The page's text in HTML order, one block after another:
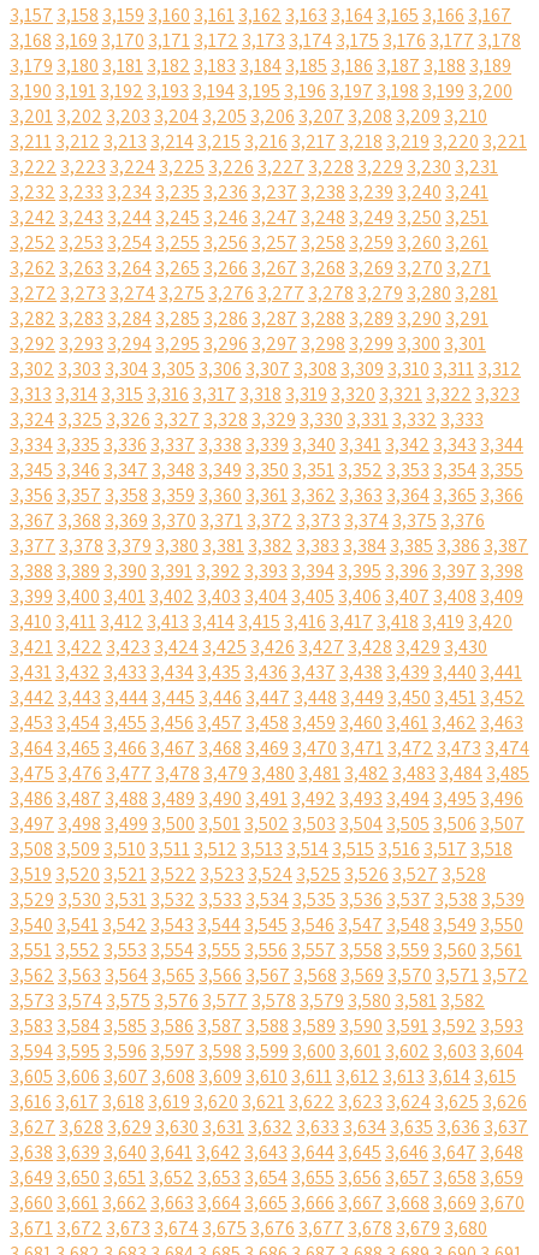
3,157 3,158 3,159 3,160 3,1613,162 3,163 3,1643,165 3,166 3,167
3,168 3,169 3,170 3,1713,172 3,173 3,1743,175 3,176 3,177 3,178
3,179 3,180 3,1813,182 3,183 3,1843,185 3,186 3,187 3,188 3,189
3,190 3,1913,192 3,193 3,1943,195 3,196 3,197 3,198 3,199 3,200
3,2013,202 3,203 3,2043,205 3,206 3,207 3,208 3,209 3,210
3,2113,212 3,213 3,2143,215 3,216 3,217 3,218 3,219 3,220 3,221
3,222 3,223 3,2243,225 3,226 3,227 3,228 3,229 3,230 3,231
3,232 3,233 3,2343,235 3,236 3,237 3,238 3,239 3,240 3,241
3,242 3,243 3,2443,245 3,246 3,247 3,248 3,249 3,250 3,251
3,252 3,253 3,2543,255 3,256 3,257 3,258 3,259 3,260 3,261
3,262 3,263 3,2643,265 3,266 3,267 3,268 3,269 3,270 3,271
3,272 3,273 3,2743,275 3,276 3,277 3,278 3,279 3,280 3,281
3,282 3,283 3,2843,285 3,286 3,287 3,288 3,289 3,290 3,291
3,292 3,293 3,2943,295 3,296 3,297 3,298 3,299 3,300 3,301
3,302 3,303 3,3043,305 3,306 3,307 3,308 3,309 3,310 3,3113,312
3,313 3,3143,315 3,316 3,317 3,318 3,319 3,320 3,3213,322 3,323
3,3243,325 3,326 3,327 3,328 3,329 3,330 3,3313,332 3,333
3,3343,335 3,336 3,337 3,338 3,339 3,340 3,3413,342 3,343 3,344
3,345 3,346 3,347 3,348 3,349 3,350 3,3513,352 3,353 3,3543,355
3,356 3,357 3,358 3,359 3,360 3,3613,362 3,363 3,3643,365 3,366
3,367 3,368 3,369 3,370 3,3713,372 3,373 3,3743,375 3,376
3,377 3,378 3,379 3,380 3,3813,382 3,383 3,3843,385 3,386 3,387
3,388 3,389 3,390 3,3913,392 3,393 3,3943,395 3,396 3,397 3,398
3,399 3,400 3,4013,402 3,403 3,4043,405 3,406 3,407 3,408 3,409
3,410 3,4113,412 3,413 3,4143,415 3,416 3,417 3,418 3,419 3,420
3,4213,422 3,423 3,4243,425 3,426 3,427 3,428 3,429 3,430
3,4313,432 3,433 3,4343,435 3,436 3,437 3,438 3,439 3,440 3,441
3,442 3,443 3,4443,445 3,446 3,447 3,448 3,449 3,450 3,4513,452
3,453 3,4543,455 3,456 3,457 3,458 3,459 3,460 3,4613,462 3,463
3,4643,465 3,466 3,467 3,468 3,469 3,470 3,4713,472 3,473 3,474
3,475 3,476 3,477 3,478 3,479 3,480 3,4813,482 3,483 3,4843,485
3,486 3,487 3,488 3,489 3,490 3,4913,492 3,493 3,4943,495 3,496
3,497 3,498 3,499 3,500 3,5013,502 3,503 3,5043,505 3,506 3,507
3,508 3,509 3,510 3,5113,512 3,513 3,5143,515 3,516 3,517 3,518
3,519 3,520 3,5213,522 3,523 3,5243,525 3,526 3,527 3,528
3,529 3,530 3,5313,532 3,533 3,5343,535 3,536 3,537 3,538 3,539
3,540 3,5413,542 3,543 3,5443,545 3,546 3,547 3,548 3,549 3,550
3,5513,552 3,553 3,5543,555 3,556 3,557 3,558 3,559 3,560 3,561
3,562 3,563 3,5643,565 3,566 3,567 3,568 3,569 3,570 3,5713,572
3,573 3,5743,575 3,576 3,577 3,578 3,579 3,580 3,5813,582
3,583 3,5843,585 3,586 3,587 3,588 3,589 3,590 3,5913,592 3,593
3,5943,595 3,596 3,597 3,598 3,599 3,600 3,6013,602 3,603 3,604
3,605 3,606 3,607 3,608 3,609 3,610 3,6113,612 3,613 3,6143,615
3,616 3,617 3,618 3,619 3,620 3,6213,622 3,623 3,6243,625 3,626
3,627 3,628 3,629 3,630 3,6313,632 3,633 3,6343,635 3,636 3,637
3,638 3,639 3,640 3,6413,642 3,643 3,6443,645 3,646 3,647 3,648
3,649 3,650 3,6513,652 3,653 3,6543,655 3,656 3,657 3,658 3,659
3,660 3,6613,662 3,663 3,6643,665 3,666 3,667 3,668 3,669 3,670
3,6713,672 3,673 3,6743,675 3,676 3,677 3,678 3,679 3,680